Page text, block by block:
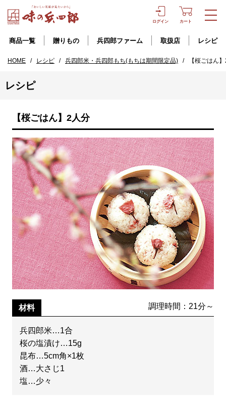
ログイン カート
商品一覧 贈りもの 兵四郎ファーム 取扱店 レシピ
HOME / レシピ / 兵四郎米・兵四郎もち(もちは期間限定品) / 【桜ごはん
レシピ
【桜ごはん】2人分
材料 調理時間：21分～
兵四郎米…1合
桜の塩漬け…15g
昆布…5cm角×1枚
酒…大さじ1
塩…少々